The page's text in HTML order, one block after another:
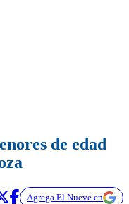
de edad
Agrega El Nueve en